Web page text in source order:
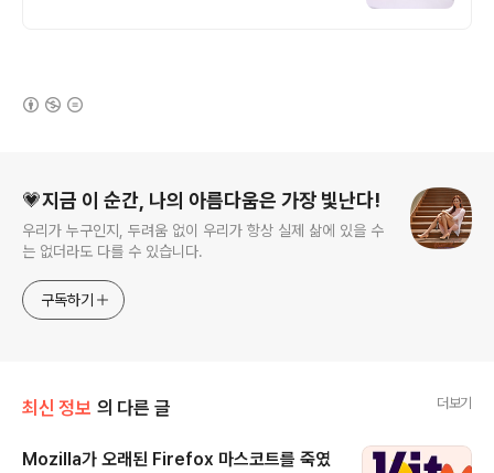
💗지금 이 순간, 나의 아름다움은 가장 빛난다!
우리가 누구인지, 두려움 없이 우리가 항상 실제 삶에 있을 수
는 없더라도 다를 수 있습니다.
구독하기
최신 정보 의 다른 글 더보기
Mozilla가 오래된 Firefox 마스코트를 죽였